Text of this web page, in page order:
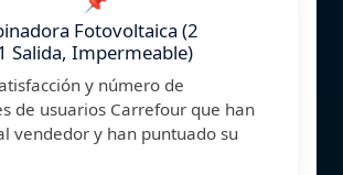
Fotovoltaica (2
Salida, Impermeable)
y número de
de usuarios Carrefour que han
vendedor y han puntuado su